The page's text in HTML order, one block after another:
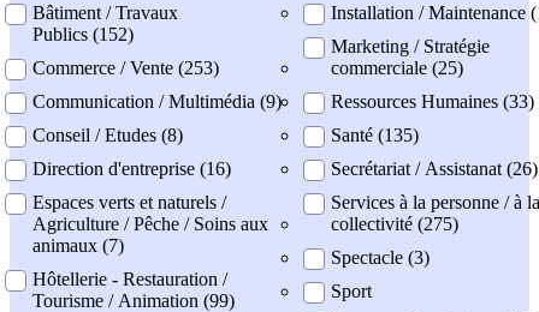
Bâtiment / Travaux
Publics (152)
Commerce / Vente (253)
Communication / Multimédia (9)
Conseil / Etudes (8)
Direction d'entreprise (16)
Espaces verts et naturels /
Agriculture / Pêche / Soins aux
animaux (7)
Hôtellerie - Restauration /
Tourisme / Animation (99)
Installation / Maintenance
Marketing / Stratégie
commerciale (25)
Ressources Humaines (33)
Santé (135)
Secrétariat / Assistanat (26)
Services à la personne / à la
collectivité (275)
Spectacle (3)
Sport